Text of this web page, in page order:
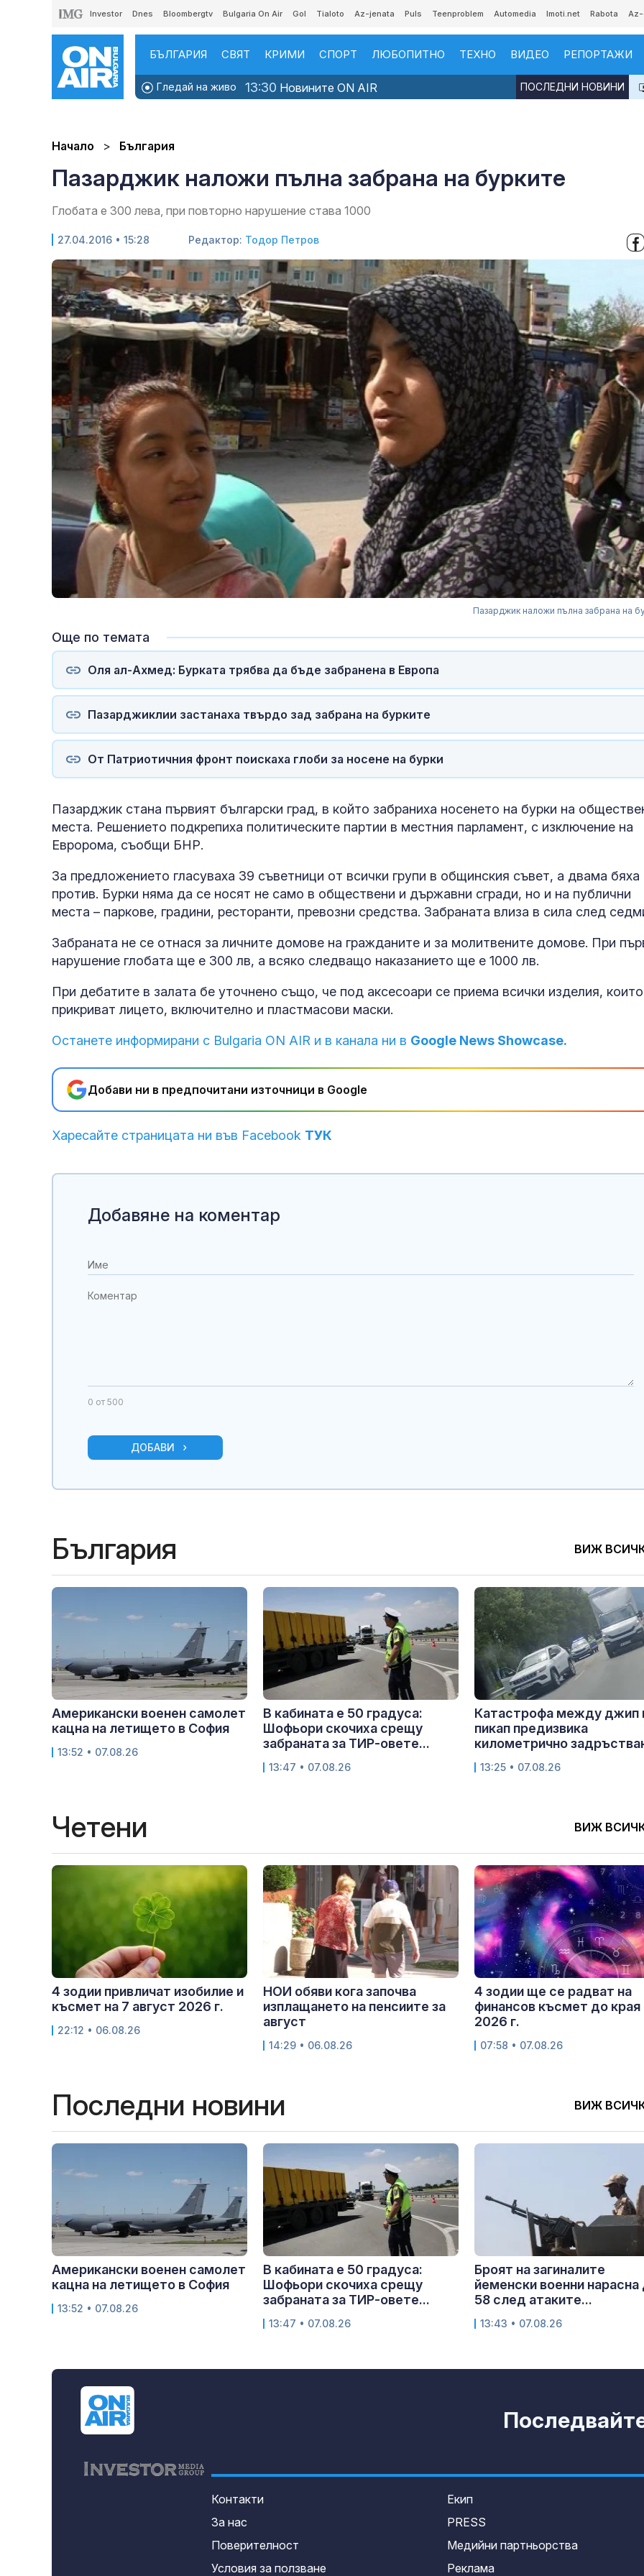
Investor Dnes Bloombergtv Bulgaria On Air Gol Tialoto Az-jenata Puls Teenproblem Automedia Imoti.net Rabota
БЪЛГАРИЯ СВЯТ КРИМИ СПОРТ ЛЮБОПИТНО ТЕХНО ВИДЕО РЕПОРТАЖИ
Гледай на живо 13:30 Новините ON AIR ПОСЛЕДНИ НОВИНИ
Начало България
Пазарджик наложи пълна забрана на бурките
Глобата е 300 лева, при повторно нарушение става 1000
27.04.2016 • 15:28 Редактор: Тодор Петров
Пазарджик наложи пълна забрана на
Още по темата
Оля ал-Ахмед: Бурката трябва да бъде забранена в Европа
Пазарджиклии застанаха твърдо зад забрана на бурките
От Патриотичния фронт поискаха глоби за носене на бурки
Пазарджик стана първият български град, в който забраниха носенето на бурки на
места. Решението подкрепиха политическите партии в местния парламент, с изключение на
Евророма, съобщи БНР.
За предложението гласуваха 39 съветници от всички групи в общинския съвет, а двама бяха
против. Бурки няма да се носят не само в обществени и държавни сгради, но и на публични
места – паркове, градини, ресторанти, превозни средства. Забраната влиза в сила след
Забраната не се отнася за личните домове на гражданите и за молитвените домове. При
нарушение глобата ще е 300 лв, а всяко следващо наказанието ще е 1000 лв.
При дебатите в залата бе уточнено също, че под аксесоари се приема всички изделия, които
прикриват лицето, включително и пластмасови маски.
Останете информирани с Bulgaria ON AIR и в канала ни в Google News Showcase.
Добави ни в предпочитани източници в Google
Харесайте страницата ни във Facebook ТУК
SENSHI 33: В
открито
СНИМКИ
Добавяне на коментар
0 от 500
ДОБАВИ
България ВИЖ
Американски военен самолет
кацна на летището в София
13:52 • 07.08.26
В кабината е 50 градуса:
Шофьори скочиха срещу
забраната за ТИР-овете...
13:47 • 07.08.26
Катастрофа между джип
пикап предизвика
километрично
13:25 • 07.08.26
Четени ВИЖ
4 зодии привличат изобилие и
късмет на 7 август 2026 г.
22:12 • 06.08.26
НОИ обяви кога започва
изплащането на пенсиите за
август
14:29 • 06.08.26
4 зодии ще се радват на
финансов късмет до края
2026 г.
07:58 • 07.08.26
Последни новини ВИЖ
Американски военен самолет
кацна на летището в София
13:52 • 07.08.26
В кабината е 50 градуса:
Шофьори скочиха срещу
забраната за ТИР-овете...
13:47 • 07.08.26
Броят на загиналите
йеменски военни нарасна
58 след атаките...
13:43 • 07.08.26
Контакти
За нас
Поверителност
Условия за ползване
Екип
PRESS
Медийни партньорства
Реклама